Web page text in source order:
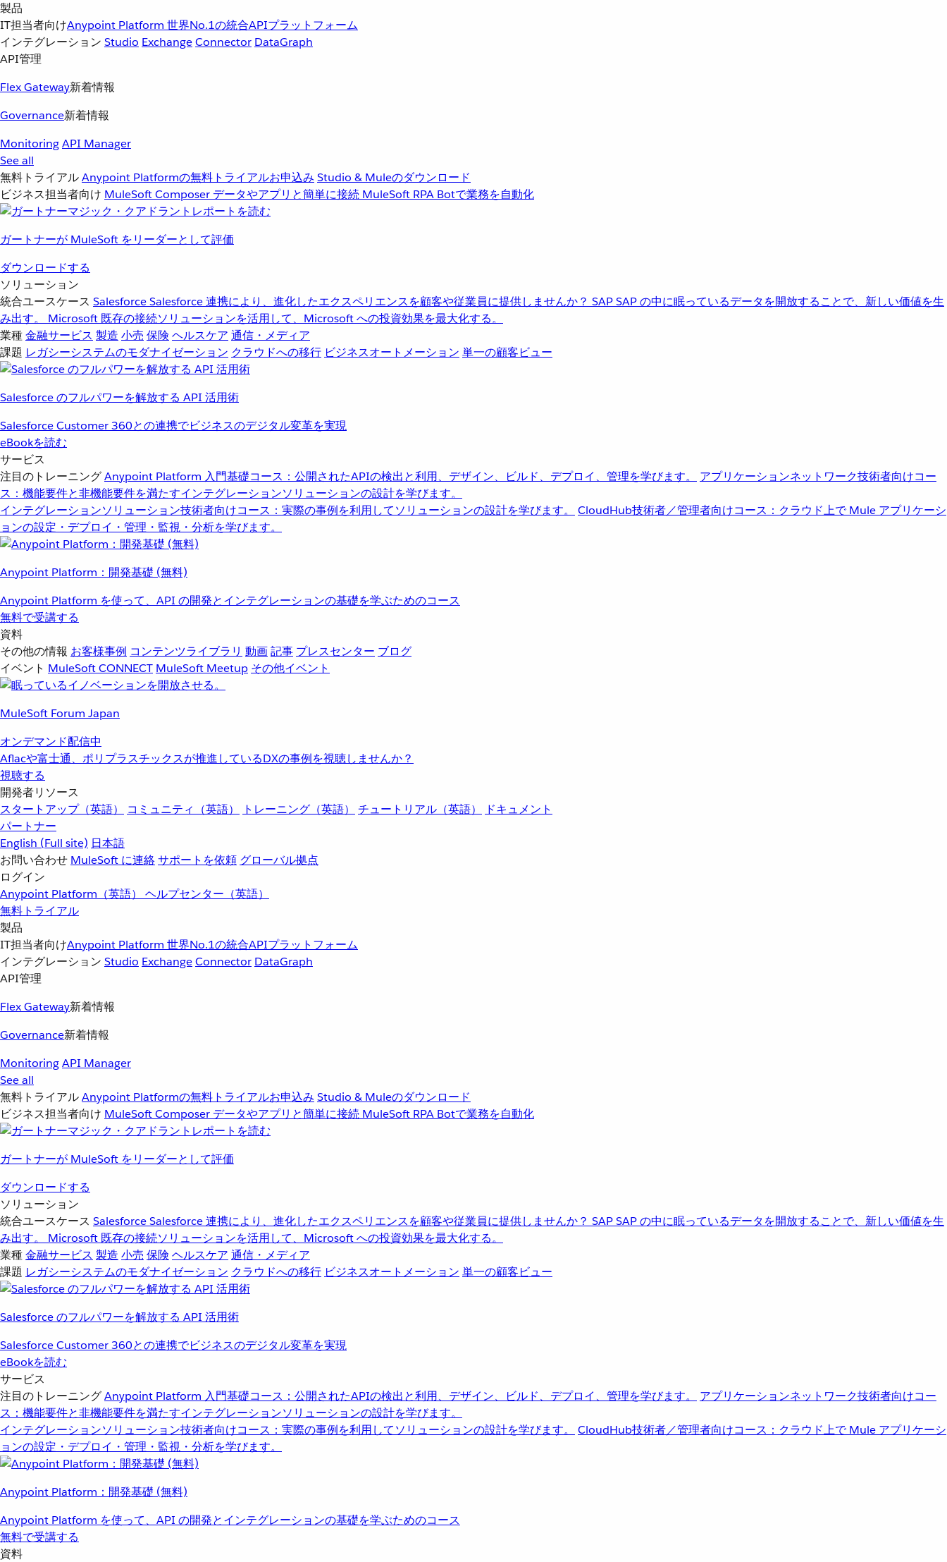
製品
IT担当者向けAnypoint Platform 世界No.1の統合APIプラットフォーム
インテグレーション Studio ExchangeConnector DataGraph
API管理
Flex Gateway新着情報
Governance新着情報
MonitoringAPI Manager
See all
無料トライアルAnypoint Platformの無料トライアルお申込み Studio & Muleのダウンロード
ビジネス担当者向け MuleSoft Composer データやアプリと簡単に接続 MuleSoft RPA Botで業務を自動化
ガートナーが MuleSoft をリーダーとして評価
ダウンロードする
ソリューション
統合ユースケース SalesforceSalesforce 連携により、進化したエクスペリエンスを顧客や従業員に提供しませんか？ SAPSAP の中に眠っているデータを開放することで、新しい価値を生
み出す。
Microsoft 既存の接続ソリューションを活用して、Microsoft への投資効果を最大化する。
業種金融サービス 製造 小売 保険 ヘルスケア 通信・メディア
課題 レガシーシステムのモダナイゼーション クラウドへの移行 ビジネスオートメーション 単一の顧客ビュー
Salesforce のフルパワーを解放する API 活用術
Salesforce Customer 360との連携でビジネスのデジタル変革を実現
eBookを読む
サービス
注目のトレーニングAnypoint Platform 入門基礎コース：公開されたAPIの検出と利用、デザイン、ビルド、デプロイ、管理を学びます。 アプリケーションネットワーク技術者向けコー
ス：機能要件と非機能要件を満たすインテグレーションソリューションの設計を学びます。
インテグレーションソリューション技術者向けコース：実際の事例を利用してソリューションの設計を学びます。 CloudHub技術者／管理者向けコース：クラウド上で Mule アプリケーシ
ョンの設定・デプロイ・管理・監視・分析を学びます。
Anypoint Platform：開発基礎 (無料)
Anypoint Platform を使って、API の開発とインテグレーションの基礎を学ぶためのコース
無料で受講する
資料
その他の情報 お客様事例 コンテンツライブラリ 動画記事 プレスセンター ブログ
イベント MuleSoft CONNECT MuleSoft Meetup その他イベント
MuleSoft Forum Japan
オンデマンド配信中
Aflacや富士通、ポリプラスチックスが推進しているDXの事例を視聴しませんか？
視聴する
開発者リソース
スタートアップ（英語）
コミュニティ（英語） トレーニング（英語） チュートリアル（英語）
ドキュメント
パートナー
English (Full site) 日本語
お問い合わせ MuleSoft に連絡サポートを依頼 グローバル拠点
ログイン
Anypoint Platform（英語） ヘルプセンター（英語）
無料トライアル
製品
IT担当者向けAnypoint Platform 世界No.1の統合APIプラットフォーム
インテグレーション Studio ExchangeConnector DataGraph
API管理
Flex Gateway新着情報
Governance新着情報
MonitoringAPI Manager
See all
無料トライアルAnypoint Platformの無料トライアルお申込み Studio & Muleのダウンロード
ビジネス担当者向け MuleSoft Composer データやアプリと簡単に接続 MuleSoft RPA Botで業務を自動化
ガートナーが MuleSoft をリーダーとして評価
ダウンロードする
ソリューション
統合ユースケース SalesforceSalesforce 連携により、進化したエクスペリエンスを顧客や従業員に提供しませんか？ SAPSAP の中に眠っているデータを開放することで、新しい価値を生
み出す。
Microsoft 既存の接続ソリューションを活用して、Microsoft への投資効果を最大化する。
業種金融サービス 製造 小売 保険 ヘルスケア 通信・メディア
課題 レガシーシステムのモダナイゼーション クラウドへの移行 ビジネスオートメーション 単一の顧客ビュー
Salesforce のフルパワーを解放する API 活用術
Salesforce Customer 360との連携でビジネスのデジタル変革を実現
eBookを読む
サービス
注目のトレーニングAnypoint Platform 入門基礎コース：公開されたAPIの検出と利用、デザイン、ビルド、デプロイ、管理を学びます。 アプリケーションネットワーク技術者向けコー
ス：機能要件と非機能要件を満たすインテグレーションソリューションの設計を学びます。
インテグレーションソリューション技術者向けコース：実際の事例を利用してソリューションの設計を学びます。 CloudHub技術者／管理者向けコース：クラウド上で Mule アプリケーシ
ョンの設定・デプロイ・管理・監視・分析を学びます。
Anypoint Platform：開発基礎 (無料)
Anypoint Platform を使って、API の開発とインテグレーションの基礎を学ぶためのコース
無料で受講する
資料